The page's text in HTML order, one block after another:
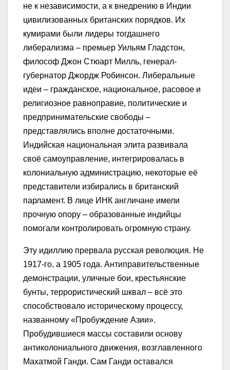
не к независимости, а к внедрению в Индии
цивилизованных британских порядков. Их
кумирами были лидеры тогдашнего
либерализма – премьер Уильям Гладстон,
философ Джон Стюарт Милль, генерал-
губернатор Джордж Робинсон. Либеральные
идеи – гражданское, национальное, расовое и
религиозное равноправие, политические и
предпринимательские свободы –
представлялись вполне достаточными.
Индийская национальная элита развивала
своё самоуправление, интегрировалась в
колониальную администрацию, некоторые её
представители избирались в британский
парламент. В лице ИНК англичане имели
прочную опору – образованные индийцы
помогали контролировать огромную страну.
Эту идиллию прервала русская революция. Не
1917-го, а 1905 года. Антиправительственные
демонстрации, уличные бои, крестьянские
бунты, террористический шквал – всё это
способствовало историческому процессу,
названному «Пробуждение Азии».
Пробудившиеся массы составили основу
антиколониального движения, возглавленного
Махатмой Ганди. Сам Ганди оставался